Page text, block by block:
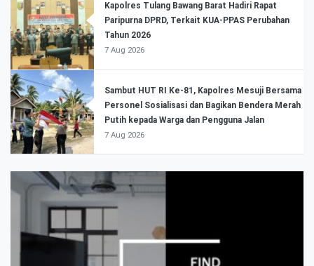
Kapolres Tulang Bawang Barat Hadiri Rapat
Paripurna DPRD, Terkait KUA-PPAS Perubahan
Tahun 2026
7 Aug 2026
Sambut HUT RI Ke-81, Kapolres Mesuji Bersama
Personel Sosialisasi dan Bagikan Bendera Merah
Putih kepada Warga dan Pengguna Jalan
7 Aug 2026